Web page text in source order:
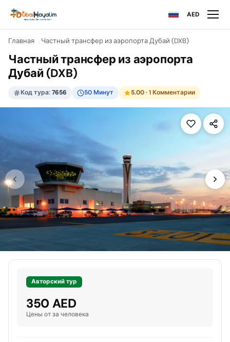
AED
Главная Частный трансфер из аэропорта Дубай (DXB)
Частный трансфер из аэропорта
Дубай (DXB)
Код тура:7656 50 Минут 5.00· 1 Комментарии
Авторский тур
350 AED
Цены от за человека